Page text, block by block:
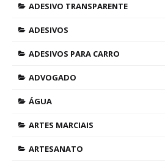
ADESIVO TRANSPARENTE
ADESIVOS
ADESIVOS PARA CARRO
ADVOGADO
ÁGUA
ARTES MARCIAIS
ARTESANATO